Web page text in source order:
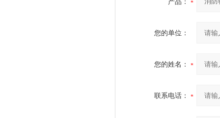
您的单位：
您的姓名：
联系电话：